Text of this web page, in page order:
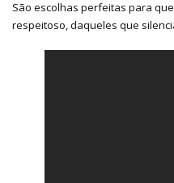
São escolhas perfeitas para
respeitoso, daqueles que